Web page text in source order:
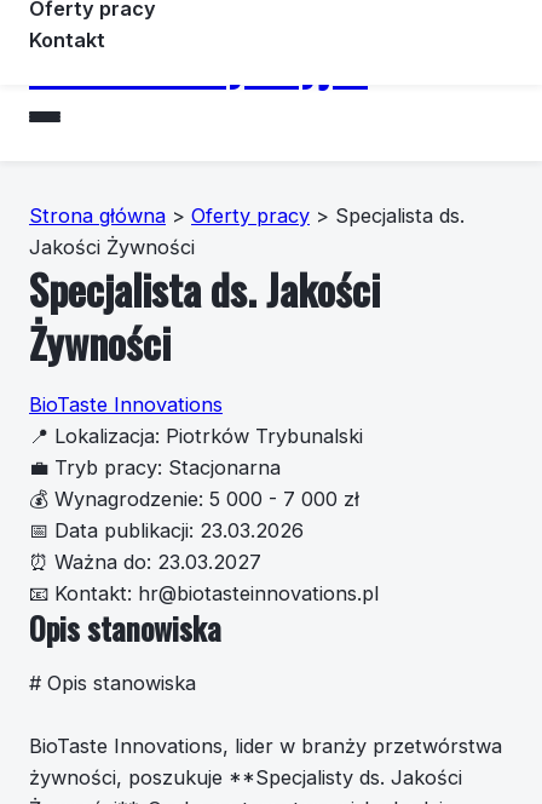
Forummotoryzacyjne
Oferty pracy
Kontakt
Strona główna > Oferty pracy > Specjalista ds.
Jakości Żywności
Specjalista ds. Jakości
Żywności
BioTaste Innovations
📍 Lokalizacja: Piotrków Trybunalski
💼 Tryb pracy: Stacjonarna
💰 Wynagrodzenie: 5 000 - 7 000 zł
📅 Data publikacji: 23.03.2026
⏰ Ważna do: 23.03.2027
📧 Kontakt: hr@biotasteinnovations.pl
Opis stanowiska
# Opis stanowiska
BioTaste Innovations, lider w branży przetwórstwa
żywności, poszukuje **Specjalisty ds. Jakości